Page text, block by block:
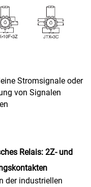
Stromsignale oder
von Signalen
Relais: 2Z- und
der industriellen